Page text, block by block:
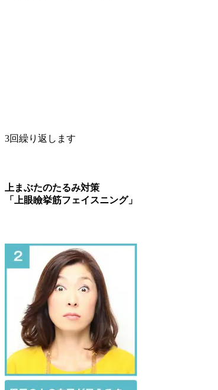
3回繰り返します
上まぶたのたるみ対策
「上眼瞼挙筋フェイスニング」